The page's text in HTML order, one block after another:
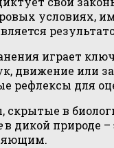
условиях,
играет
движение или
рефлексы для
в
в дикой природе